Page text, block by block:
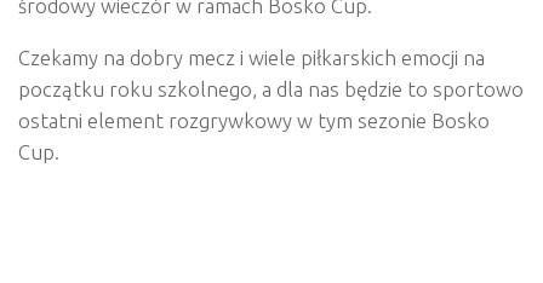
środowy wieczór w ramach Bosko Cup.
Czekamy na dobry mecz i wiele piłkarskich emocji na
początku roku szkolnego, a dla nas będzie to sportowo
ostatni element rozgrywkowy w tym sezonie Bosko
Cup.